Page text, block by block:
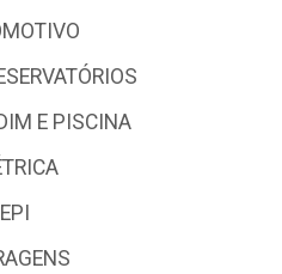
E PISCINA
EPI